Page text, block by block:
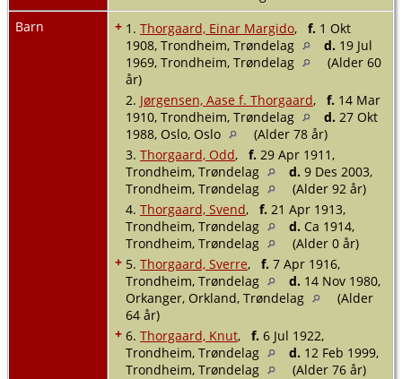
Barn
+ 1. Thorgaard, Einar Margido, f. 1 Okt
1908, Trondheim, Trøndelag
d. 19 Jul
1969, Trondheim, Trøndelag
(Alder 60
år)
2. Jørgensen, Aase f. Thorgaard, f. 14 Mar
1910, Trondheim, Trøndelag
d. 27 Okt
1988, Oslo, Oslo
(Alder 78 år)
3. Thorgaard, Odd, f. 29 Apr 1911,
Trondheim, Trøndelag
d. 9 Des 2003,
Trondheim, Trøndelag
(Alder 92 år)
4. Thorgaard, Svend, f. 21 Apr 1913,
Trondheim, Trøndelag
d. Ca 1914,
Trondheim, Trøndelag
(Alder 0 år)
+ 5. Thorgaard, Sverre, f. 7 Apr 1916,
Trondheim, Trøndelag
d. 14 Nov 1980,
Orkanger, Orkland, Trøndelag
(Alder
64 år)
+ 6. Thorgaard, Knut, f. 6 Jul 1922,
Trondheim, Trøndelag
d. 12 Feb 1999,
Trondheim, Trøndelag
(Alder 76 år)